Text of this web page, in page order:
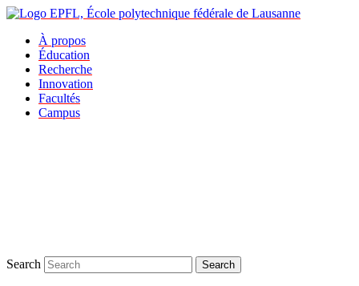
À propos
Éducation
Recherche
Innovation
Facultés
Campus
Search Search